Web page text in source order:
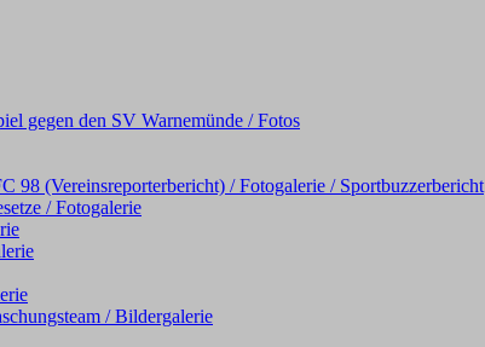
gegen den SV Warnemünde / Fotos
98 (Vereinsreporterbericht) / Fotogalerie / Sportbuzzerbericht
/ Fotogalerie
/ Bildergalerie